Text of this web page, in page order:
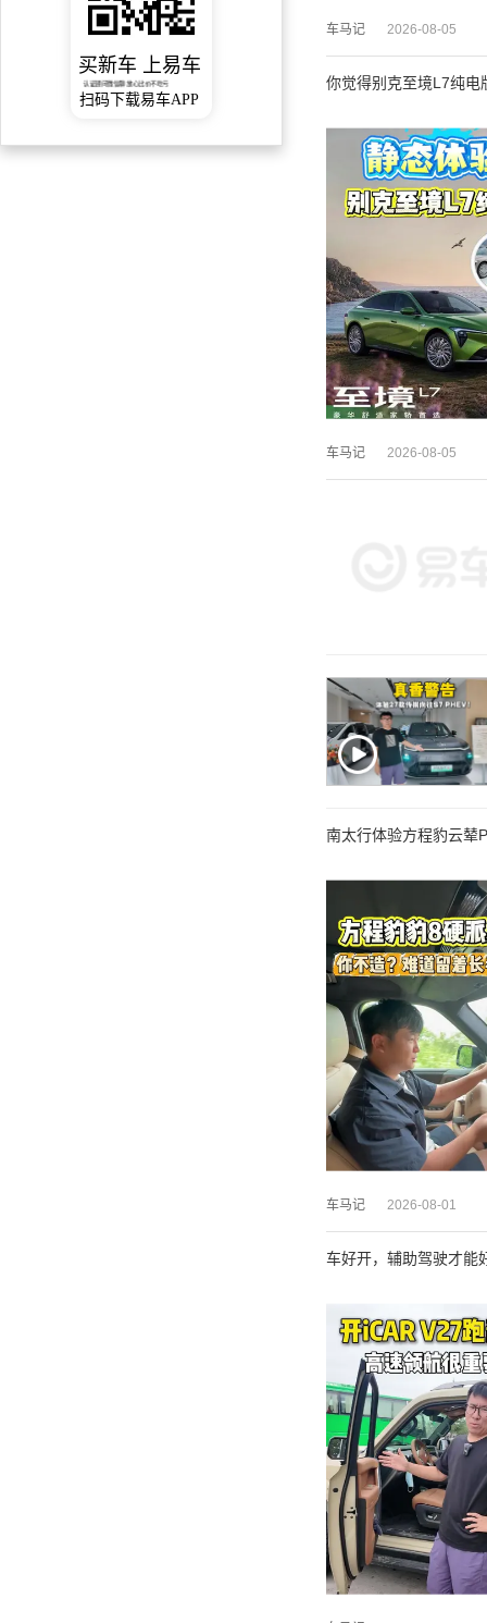
买新车 上易车
认证顾问微信聊 放心比价不吃亏
扫码下载易车APP
车马记 2026-08-05
你觉得别克至境L7纯电
车马记 2026-08-05
南太行体验方程豹云辇
车马记 2026-08-01
车好开，辅助驾驶才能